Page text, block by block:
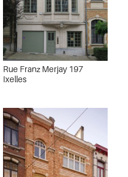
Rue Franz Merjay 197
Ixelles